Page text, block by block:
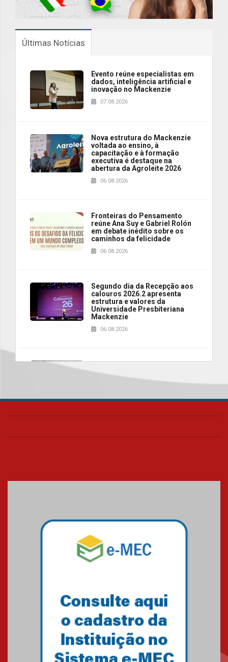
Últimas Notícias
Evento reúne especialistas em
dados, inteligência artificial e
inovação no Mackenzie
07.08.2026
Nova estrutura do Mackenzie
voltada ao ensino, à
capacitação e à formação
executiva é destaque na
abertura da Agroleite 2026
06.08.2026
Fronteiras do Pensamento
reúne Ana Suy e Gabriel Rolón
em debate inédito sobre os
caminhos da felicidade
06.08.2026
Segundo dia da Recepção aos
calouros 2026.2 apresenta
estrutura e valores da
Universidade Presbiteriana
Mackenzie
06.08.2026
de Música Brasileira
homenageia artista brasileira
realizará nova edição da Feira
04.08.2026
Mackenzie recepciona os
calouros do segundo semestre
Como o Colégio Mackenzie
Brasília prepara seus
estudantes para o PAS antes
mesmo do Ensino Médio